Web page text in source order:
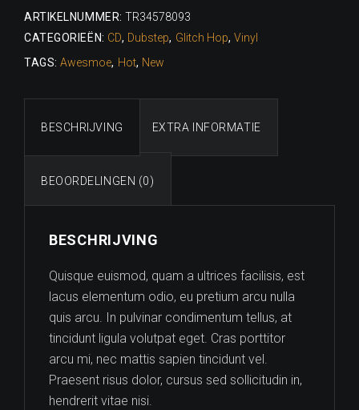
aantal
ARTIKELNUMMER:TR34578093
CATEGORIEËN: CD, Dubstep, Glitch Hop, Vinyl
TAGS:Awesmoe, Hot, New
BESCHRIJVING EXTRA INFORMATIE
BEOORDELINGEN (0)
BESCHRIJVING
Quisque euismod, quam a ultrices facilisis, est
lacus elementum odio, eu pretium arcu nulla
quis arcu. In pulvinar condimentum tellus, at
tincidunt ligula volutpat eget. Cras porttitor
arcu mi, nec mattis sapien tincidunt vel.
Praesent risus dolor, cursus sed sollicitudin in,
hendrerit vitae nisi.